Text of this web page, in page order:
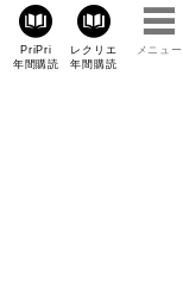
PriPri
年間購読
レクリエ
年間購読
メニュー